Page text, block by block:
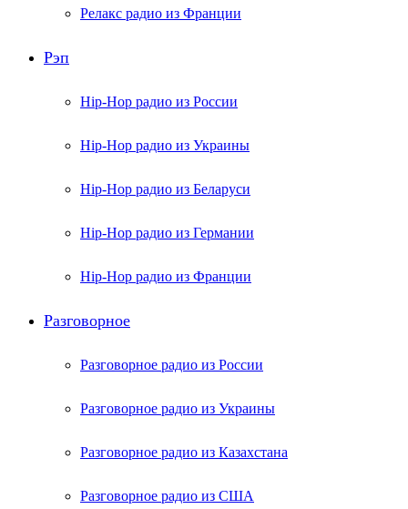
Релакс радио из Франции
Рэп
Hip-Hop радио из России
Hip-Hop радио из Украины
Hip-Hop радио из Беларуси
Hip-Hop радио из Германии
Hip-Hop радио из Франции
Разговорное
Разговорное радио из России
Разговорное радио из Украины
Разговорное радио из Казахстана
Разговорное радио из США